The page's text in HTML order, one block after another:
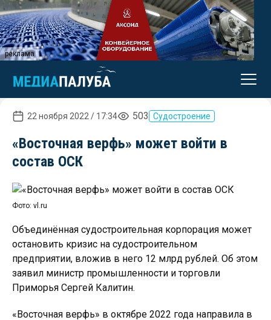
реклама
22 ноября 2022 / 17:34 503 Судостроение
«Восточная верфь» может войти в
состав ОСК
Фото: vl.ru
Объединённая судостроительная корпорация может
остановить кризис на судостроительном
предприятии, вложив в него 12 млрд рублей. Об этом
заявил министр промышленности и торговли
Приморья Сергей Калитин.
«Восточная верфь» в октябре 2022 года направила в